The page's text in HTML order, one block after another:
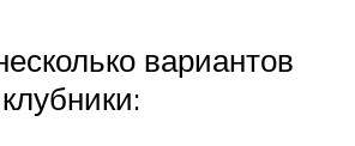
вариантов